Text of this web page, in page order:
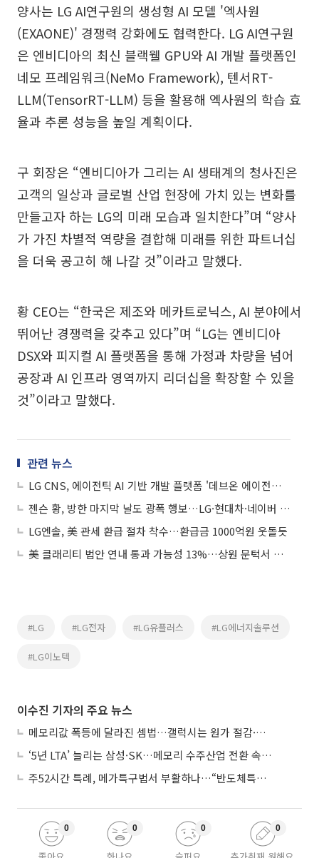
양사는 LG AI연구원의 생성형 AI 모델 '엑사원
(EXAONE)' 경쟁력 강화에도 협력한다. LG AI연구원
은 엔비디아의 최신 블랙웰 GPU와 AI 개발 플랫폼인
네모 프레임워크(NeMo Framework), 텐서RT-
LLM(TensorRT-LLM) 등을 활용해 엑사원의 학습 효
율과 추론 성능을 높일 계획이다.
구 회장은 “엔비디아가 그리는 AI 생태계의 청사진은
고객의 일상과 글로벌 산업 현장에 가치 있는 변화를
만들고자 하는 LG의 미래 모습과 일치한다”며 “양사
가 가진 차별적 역량을 결합해 미래를 위한 파트너십
을 더욱 공고히 해 나갈 것”이라고 말했다.
황 CEO는 “한국은 제조와 메카트로닉스, AI 분야에서
뛰어난 경쟁력을 갖추고 있다”며 “LG는 엔비디아
DSX와 피지컬 AI 플랫폼을 통해 가정과 차량을 넘어
공장과 AI 인프라 영역까지 리더십을 확장할 수 있을
것”이라고 말했다.
관련 뉴스
LG CNS, 에이전틱 AI 기반 개발 플랫폼 '데브온 에이전틱 AIND' 출시
젠슨 황, 방한 마지막 날도 광폭 행보…LG·현대차·네이버 찾는다
LG엔솔, 美 관세 환급 절차 착수…환급금 1000억원 웃돌듯
美 클래리티 법안 연내 통과 가능성 13%…상원 문턱서 제동
#LG #LG전자 #LG유플러스 #LG에너지솔루션
#LG이노텍
이수진 기자의 주요 뉴스
메모리값 폭등에 달라진 셈법…갤럭시는 원가 절감·아이폰은 서비스 확대
‘5년 LTA’ 늘리는 삼성·SK…메모리 수주산업 전환 속 다른 셈법
주52시간 특례, 메가특구법서 부활하나…“반도체특별법 담겨야”
0 0 0 0